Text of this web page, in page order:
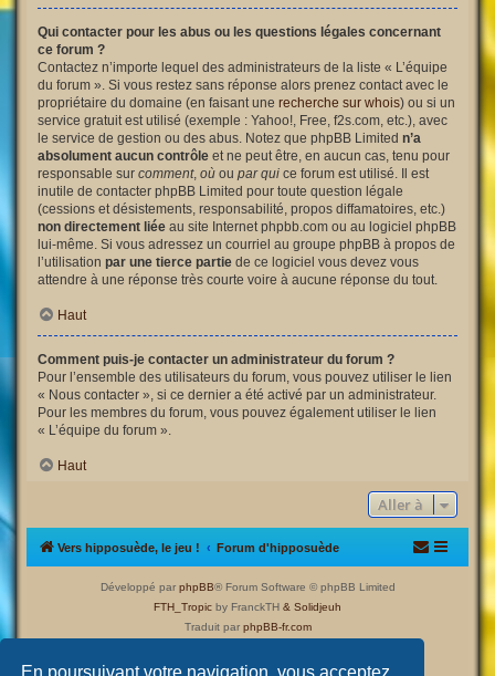
En poursuivant votre navigation, vous acceptez
Qui contacter pour les abus ou les questions légales concernant
ce forum ?
Contactez n’importe lequel des administrateurs de la liste « L’équipe
du forum ». Si vous restez sans réponse alors prenez contact avec le
propriétaire du domaine (en faisant une recherche sur whois) ou si un
service gratuit est utilisé (exemple : Yahoo!, Free, f2s.com, etc.), avec
le service de gestion ou des abus. Notez que phpBB Limited n’a
absolument aucun contrôle et ne peut être, en aucun cas, tenu pour
responsable sur comment, où ou par qui ce forum est utilisé. Il est
inutile de contacter phpBB Limited pour toute question légale
(cessions et désistements, responsabilité, propos diffamatoires, etc.)
non directement liée au site Internet phpbb.com ou au logiciel phpBB
lui-même. Si vous adressez un courriel au groupe phpBB à propos de
l’utilisation par une tierce partie de ce logiciel vous devez vous
attendre à une réponse très courte voire à aucune réponse du tout.
Haut
Comment puis-je contacter un administrateur du forum ?
Pour l’ensemble des utilisateurs du forum, vous pouvez utiliser le lien
« Nous contacter », si ce dernier a été activé par un administrateur.
Pour les membres du forum, vous pouvez également utiliser le lien
« L’équipe du forum ».
Haut
Aller à
Vers hipposuède, le jeu ! Forum d'hipposuède
Développé par phpBB® Forum Software © phpBB Limited
FTH_Tropic by FranckTH & Solidjeuh
Traduit par phpBB-fr.com